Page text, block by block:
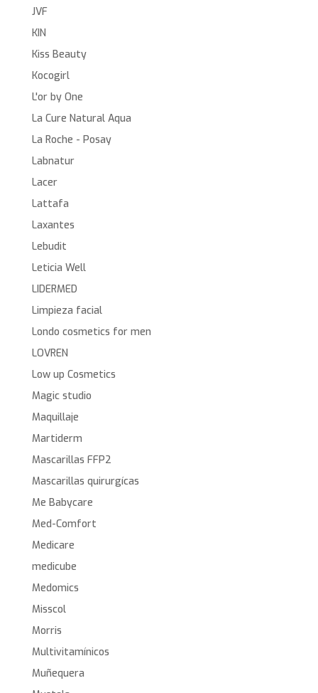
JVF
KIN
Kiss Beauty
Kocogirl
L'or by One
La Cure Natural Aqua
La Roche - Posay
Labnatur
Lacer
Lattafa
Laxantes
Lebudit
Leticia Well
LIDERMED
Limpieza facial
Londo cosmetics for men
LOVREN
Low up Cosmetics
Magic studio
Maquillaje
Martiderm
Mascarillas FFP2
Mascarillas quirurgícas
Me Babycare
Med-Comfort
Medicare
medicube
Medomics
Misscol
Morris
Multivitamínicos
Muñequera